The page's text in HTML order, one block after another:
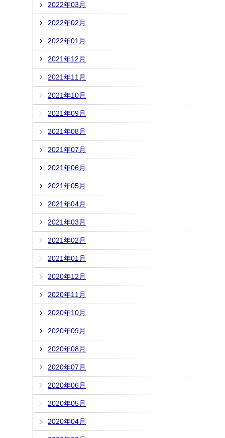
2022年03月
2022年02月
2022年01月
2021年12月
2021年11月
2021年10月
2021年09月
2021年08月
2021年07月
2021年06月
2021年05月
2021年04月
2021年03月
2021年02月
2021年01月
2020年12月
2020年11月
2020年10月
2020年09月
2020年08月
2020年07月
2020年06月
2020年05月
2020年04月